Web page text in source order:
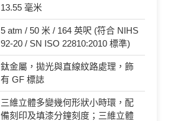
13.55 毫米
5 atm / 50 米 / 164 英呎 (符合 NIHS
92-20 / SN ISO 22810:2010 標準)
鈦金屬，拋光與直線紋路處理，飾
有 GF 標誌
三維立體多變幾何形狀小時環，配
備刻印及填漆分鐘刻度；三維立體